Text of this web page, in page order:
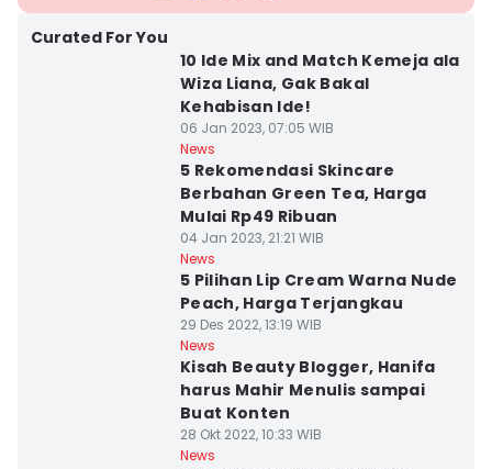
Curated For You
10 Ide Mix and Match Kemeja ala
Wiza Liana, Gak Bakal
Kehabisan Ide!
06 Jan 2023, 07:05 WIB
News
5 Rekomendasi Skincare
Berbahan Green Tea, Harga
Mulai Rp49 Ribuan
04 Jan 2023, 21:21 WIB
News
5 Pilihan Lip Cream Warna Nude
Peach, Harga Terjangkau
29 Des 2022, 13:19 WIB
News
Kisah Beauty Blogger, Hanifa
harus Mahir Menulis sampai
Buat Konten
28 Okt 2022, 10:33 WIB
News